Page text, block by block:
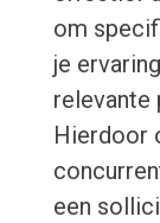
om
je
relevante
Hierdoor
een